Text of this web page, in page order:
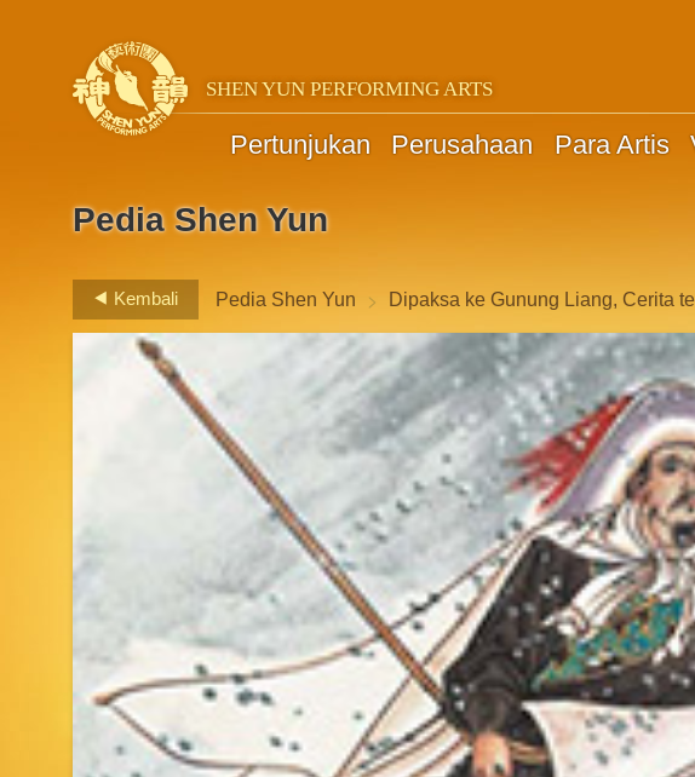
SHEN YUN PERFORMING ARTS
Pertunjukan Perusahaan Para Artis
Pedia Shen Yun
Kembali Pedia Shen Yun > Dipaksa ke Gunung Liang, Cerita